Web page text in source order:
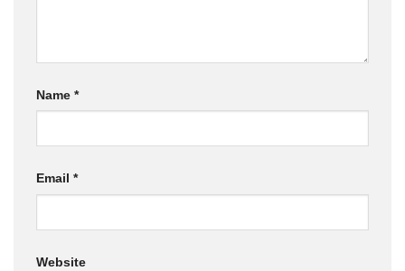
Name *
Email *
Website